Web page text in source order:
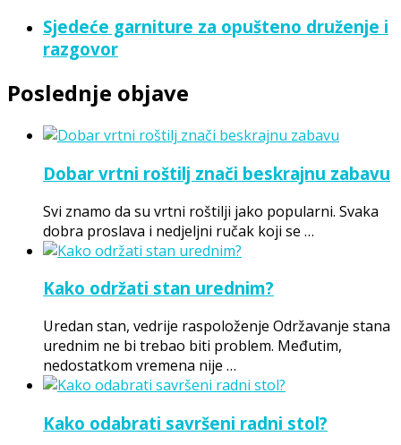
Sjedeće garniture za opušteno druženje i
razgovor
Poslednje objave
Dobar vrtni roštilj znači beskrajnu zabavu
Svi znamo da su vrtni roštilji jako popularni. Svaka
dobra proslava i nedjeljni ručak koji se …
Kako održati stan urednim?
Uredan stan, vedrije raspoloženje Održavanje stana
urednim ne bi trebao biti problem. Međutim,
nedostatkom vremena nije …
Kako odabrati savršeni radni stol?